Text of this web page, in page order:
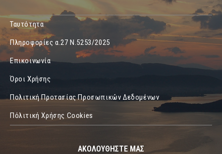
Ταυτότητα
Πληροφορίες α.27 Ν.5253/2025
Επικοινωνία
Όροι Χρήσης
Πολιτική Προτασίας Προσωπικών Δεδομένων
Πόλιτική Χρήσης Cookies
ΑΚΟΛΟΥΘΗΣΤΕ ΜΑΣ